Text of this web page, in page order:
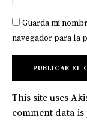
Guarda mi
navegador para la
This site uses
comment data is